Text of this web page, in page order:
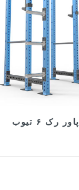
پاور رک ۶ تیوب